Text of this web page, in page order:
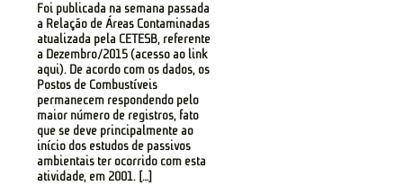
Foi publicada na semana passada
a Relação de Áreas Contaminadas
atualizada pela CETESB, referente
a Dezembro/2015 (acesso ao link
aqui). De acordo com os dados, os
Postos de Combustíveis
permanecem respondendo pelo
maior número de registros, fato
que se deve principalmente ao
início dos estudos de passivos
ambientais ter ocorrido com esta
atividade, em 2001. […]